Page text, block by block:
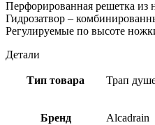
Перфорированная решетка из
Гидрозатвор –
Регулируемые по высоте
Детали
Тип товара Трап
Бренд Alcadrain